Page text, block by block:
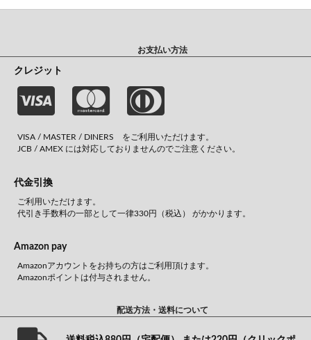
お支払い方法
クレジット
VISA / MASTER / DINERS をご利用いただけます。
JCB / AMEX には対応しておりませんのでご注意ください。
代金引換
ご利用いただけます。
代引き手数料の一部として一律330円（税込） がかかります。
Amazon pay
Amazonアカウントをお持ちの方はご利用頂けます。
Amazonポイントは付与されません。
配送方法・送料について